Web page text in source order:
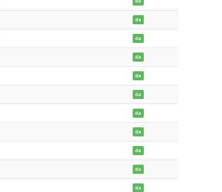
da
da
da
da
da
da
da
da
da
da